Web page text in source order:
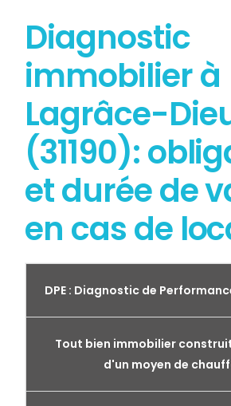
Diagnostic
immobilier à
Lagrâce-
(31190):
et durée de
en cas de
DPE : Diagnostic de
Tout bien immobilier
d'un moyen de